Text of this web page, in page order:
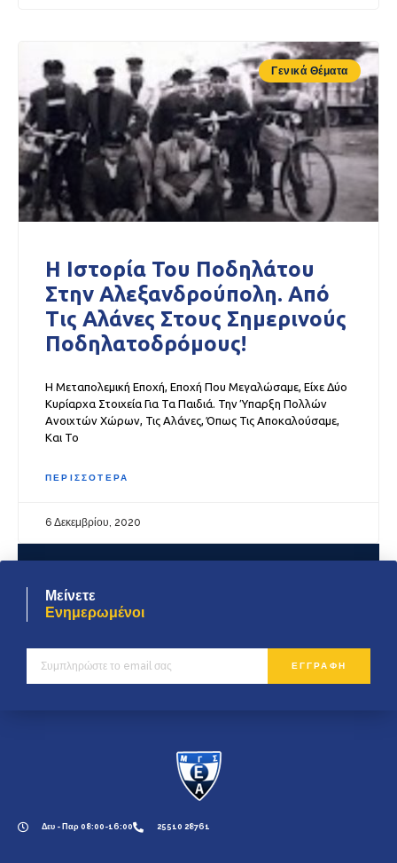
Γενικά Θέματα
Η Ιστορία Του Ποδηλάτου
Στην Αλεξανδρούπολη. Από
Τις Αλάνες Στους Σημερινούς
Ποδηλατοδρόμους!
Η Μεταπολεμική Εποχή, Εποχή Που Μεγαλώσαμε, Είχε Δύο
Κυρίαρχα Στοιχεία Για Τα Παιδιά. Την Ύπαρξη Πολλών
Ανοιχτών Χώρων, Τις Αλάνες, Όπως Τις Αποκαλούσαμε,
Και Το
ΠΕΡΙΣΣΟΤΕΡΑ
6 Δεκεμβρίου, 2020
Μείνετε
Ενημερωμένοι
ΕΓΓΡΑΦΗ
Δευ - Παρ 08:00-16:00 25510 28761